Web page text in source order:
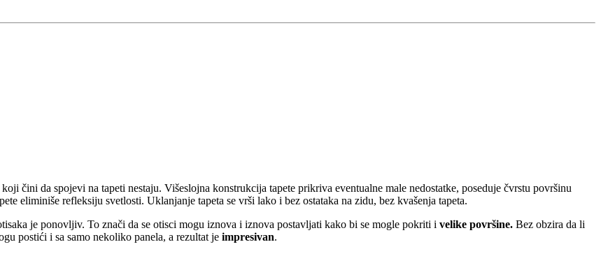
čini da spojevi na tapeti nestaju. Višeslojna konstrukcija tapete prikriva eventualne male nedostatke, poseduje čvrstu površinu
eliminiše refleksiju svetlosti. Uklanjanje tapeta se vrši lako i bez ostataka na zidu, bez kvašenja tapeta.
je ponovljiv. To znači da se otisci mogu iznova i iznova postavljati kako bi se mogle pokriti i velike površine. Bez obzira da li
postići i sa samo nekoliko panela, a rezultat je impresivan.